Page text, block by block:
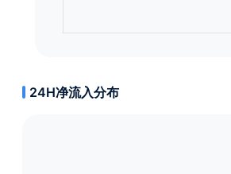
24H净流入分布